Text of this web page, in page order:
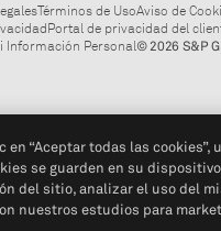
Términos de UsoAviso de
Portal de privacidad del
Información Personal© 2026 S&P
en “Aceptar todas las cookies”,
se guarden en su
del sitio, analizar el uso del
nuestros estudios para